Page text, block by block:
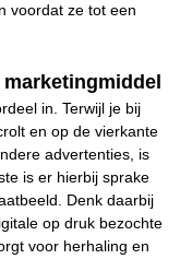
voordat ze tot een
in. Terwijl je bij
en op de vierkante
advertenties, is
is er hierbij sprake
Denk daarbij
op druk bezochte
voor herhaling en